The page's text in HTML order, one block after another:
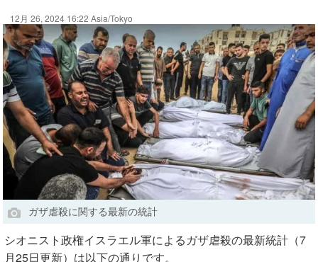
12月 26, 2024 16:22 Asia/Tokyo
ガザ虐殺に関する最新の統計
シオニスト政権イスラエル軍によるガザ虐殺の最新統計（7
月25日更新）は以下の通りです。